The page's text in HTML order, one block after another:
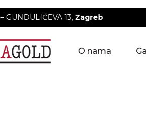
GUNDULIĆEVA 13, Zagreb
O nama